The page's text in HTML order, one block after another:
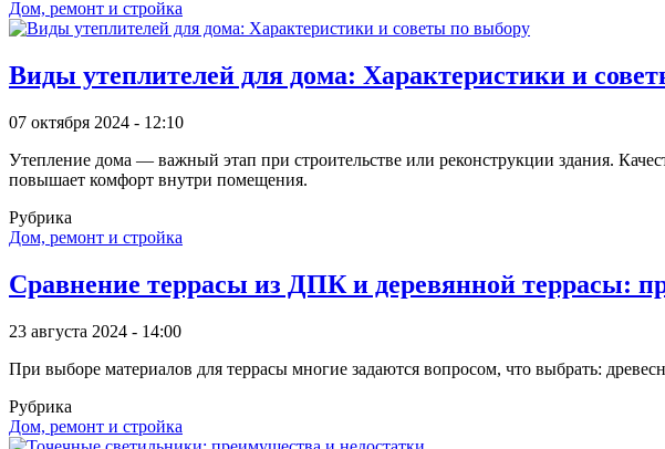
Дом, ремонт и стройка
Виды утеплителей для дома: Характеристики и
07 октября 2024 - 12:10
Утепление дома — важный этап при строительстве или реконструкции здания.
повышает комфорт внутри помещения.
Рубрика
Дом, ремонт и стройка
Сравнение террасы из ДПК и деревянной террасы:
23 августа 2024 - 14:00
При выборе материалов для террасы многие задаются вопросом, что выбрать:
Рубрика
Дом, ремонт и стройка